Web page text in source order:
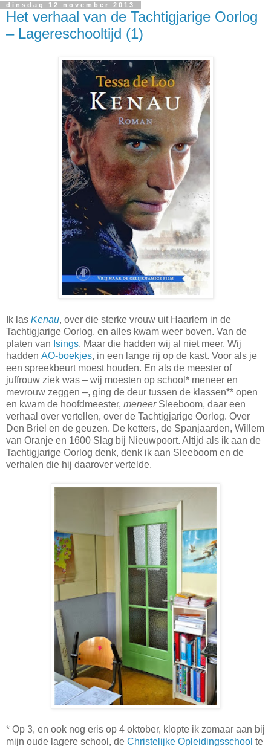
dinsdag 12 november 2013
Het verhaal van de Tachtigjarige Oorlog
– Lagereschooltijd (1)
Ik las Kenau, over die sterke vrouw uit Haarlem in de
Tachtigjarige Oorlog, en alles kwam weer boven. Van de
platen van Isings. Maar die hadden wij al niet meer. Wij
hadden AO-boekjes, in een lange rij op de kast. Voor als je
een spreekbeurt moest houden. En als de meester of
juffrouw ziek was – wij moesten op school* meneer en
mevrouw zeggen –, ging de deur tussen de klassen** open
en kwam de hoofdmeester, meneerSleeboom, daar een
verhaal over vertellen, over de Tachtigjarige Oorlog. Over
Den Briel en de geuzen. De ketters, de Spanjaarden, Willem
van Oranje en 1600 Slag bij Nieuwpoort. Altijd als ik aan de
Tachtigjarige Oorlog denk, denk ik aan Sleeboom en de
verhalen die hij daarover vertelde.
* Op 3, en ook nog eris op 4 oktober, klopte ik zomaar aan bij
mijn oude lagere school, de Christelijke Opleidingsschool te